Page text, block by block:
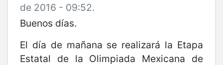
de 2016 - 09:52.
Buenos días.
El día de mañana se realizará la Etapa
Estatal de la Olimpiada Mexicana de